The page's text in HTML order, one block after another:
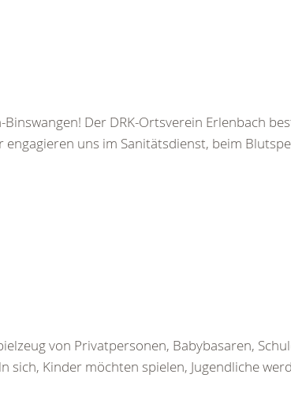
Der DRK-Ortsverein Erlenbach
uns im Sanitätsdienst, beim
von Privatpersonen, Babybasaren,
sich, Kinder möchten spielen, Jugendliche